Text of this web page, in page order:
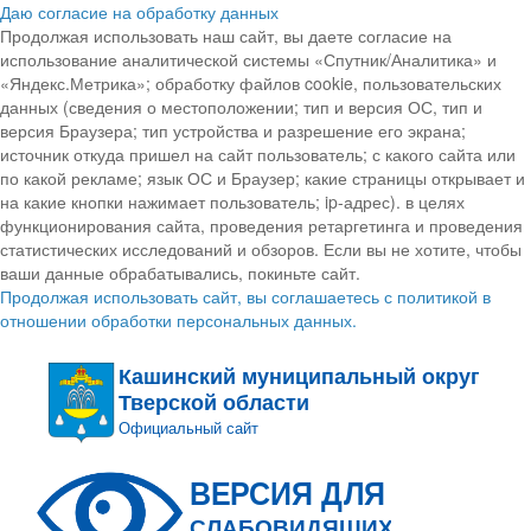
Даю согласие на обработку данных
Продолжая использовать наш сайт, вы даете согласие на
использование аналитической системы «Спутник/Аналитика» и
«Яндекс.Метрика»; обработку файлов cookie, пользовательских
данных (сведения о местоположении; тип и версия ОС, тип и
версия Браузера; тип устройства и разрешение его экрана;
источник откуда пришел на сайт пользователь; с какого сайта или
по какой рекламе; язык ОС и Браузер; какие страницы открывает и
на какие кнопки нажимает пользователь; ip-адрес). в целях
функционирования сайта, проведения ретаргетинга и проведения
статистических исследований и обзоров. Если вы не хотите, чтобы
ваши данные обрабатывались, покиньте сайт.
Продолжая использовать сайт, вы соглашаетесь с политикой в
отношении обработки персональных данных.